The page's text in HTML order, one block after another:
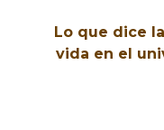
Lo que dice
vida en el